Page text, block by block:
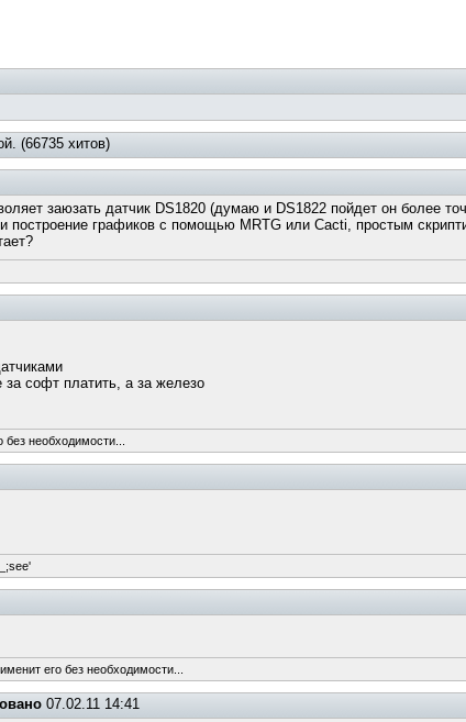
(66735 хитов)
заюзать датчик DS1820 (думаю и DS1822 пойдет он более
графиков с помощью MRTG или Cacti, простым
за софт платить, а за железо
необходимости...
его без необходимости...
07.02.11 14:41